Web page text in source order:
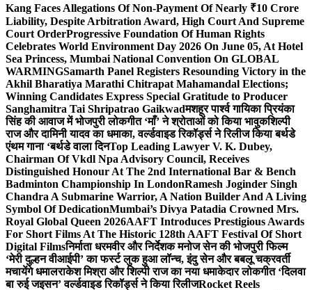
Kang Faces Allegations Of Non-Payment Of Nearly ₹10 Crore
Liability, Despite Arbitration Award, High Court And Supreme
Court OrderProgressive Foundation Of Human Rights
Celebrates World Environment Day 2026 On June 05, At Hotel
Sea Princess, Mumbai National Convention On GLOBAL
WARMINGSamarth Panel Registers Resounding Victory in the
Akhil Bharatiya Marathi Chitrapat Mahamandal Elections;
Winning Candidates Express Special Gratitude to Producer
Sanghamitra Tai Shripatrao Gaikwadमशहूर पार्श्व गायिका प्रियंका
सिंह की आवाज में भोजपुरी लोकगीत ‘माँ’ ने श्रोताओं को किया भावुकशिल्पी
राज और दामिनी यादव का धमाका, वर्ल्डवाइड रिकॉर्ड्स ने रिलीज किया बर्थडे
एंथम गाना ‘बर्थडे वाला दिनTop Leading Lawyer V. K. Dubey,
Chairman Of Vkdl Npa Advisory Council, Receives
Distinguished Honour At The 2nd International Bar & Bench
Badminton Championship In LondonRamesh Joginder Singh
Chandra A Submarine Warrior, A Nation Builder And A Living
Symbol Of DedicationMumbai’s Divya Patadia Crowned Mrs.
Royal Global Queen 2026AAFT Introduces Prestigious Awards
For Short Films At The Historic 128th AAFT Festival Of Short
Digital Filmsनिर्माता धरमवीर और निर्देशक मनोज सेन की भोजपुरी फिल्म
‘मेरी दुल्हन वीआईपी’ का फर्स्ट लुक हुआ लॉन्च, इंदु सेन और बबलू चक्रवर्ती
मचायेंगे धमालराकेश मिश्रा और शिल्पी राज का नया धमाकेदार लोकगीत ‘दिलवा
बा रुई जइसन’ वर्ल्डवाइड रिकॉर्ड्स ने किया रिलीजRocket Reels